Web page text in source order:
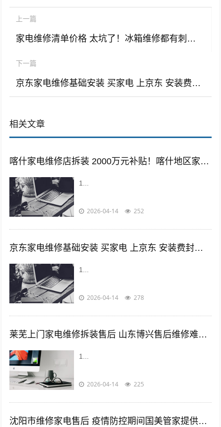
上一篇
家电维修清单价格 太坑了！冰箱维修都有刺客？4块钱成本的小零件，收1600元维修费
下一篇
京东家电维修基础安装 买家电 上京东 安装费封顶不说，还有36项服务让你售后无忧
相关文章
喀什家电维修店拆装 2000万元补贴！喀什地区家电“以旧换新”惠民补贴活动启动！
1...
2026-04-14 252
京东家电维修基础安装 买家电 上京东 安装费封顶不说，还有36项服务让你售后无忧
1...
2026-04-14 278
莱芜上门家电维修拆装售后 山东博兴售后维修难，微信扫一扫二维码就能解决问题
1...
2026-04-14 225
沈阳市维修家电售后 疫情防控期间国美管家提供家电远程即时维修服务